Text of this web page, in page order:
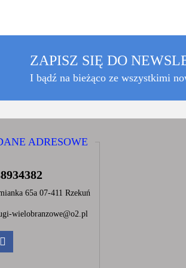
ZAPISZ SIĘ DO
I bądź na bieżąco ze wszystkimi
ADRESOWE
65a 07-411 Rzekuń
wielobranzowe@o2.pl